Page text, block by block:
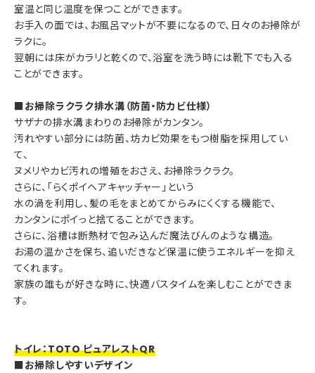
室温と同じ温度を保つことができます。
お手入の面では、お風呂マットが不要になるので、日々のお掃除が
ラクに。
翌朝には床がカラリと乾くので、浴室を洗う時には靴下でも入る
ことができます。
■お掃除ラクラク排水溝（防菌・防カビ仕様）
サザナの排水溝まわりのお掃除がカンタン。
汚れやすい部分には防菌、坊カビ効果をもつ樹脂を採用してい
て、
ヌメリやカビ汚れの増殖をおさえ、お掃除ラクラク。
さらに、「らくポイヘアキャッチャー」という
水の渦を利用し、髪の毛をまとめてからみにくくする機能で、
カンタンにポイっと捨てることができます。
さらに、浴槽は断熱材で包み込んだ魔法びんのような構造。
お湯の温かさを保ち、追いだきなど保温に使うエネルギーを抑え
てくれます。
家族の誰もが好きな時に、快適バスタイムを楽しむことができま
す。
トイレ：TOTO ピュアレストQR
■お掃除しやすいデザイン